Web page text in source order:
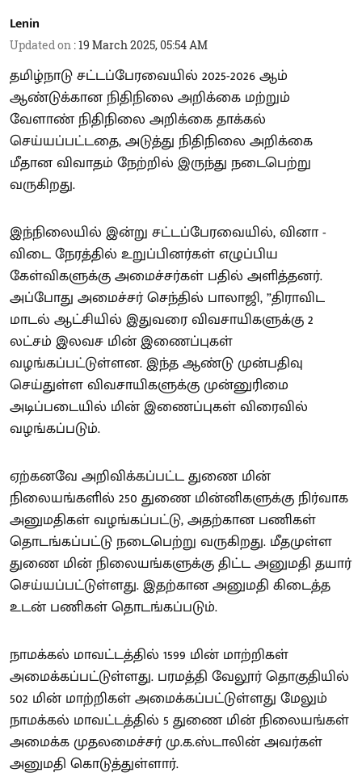
Lenin
Updated on :19 March 2025, 05:54 AM
தமிழ்நாடு சட்டப்பேரவையில் 2025-2026 ஆம்
ஆண்டுக்கான நிதிநிலை அறிக்கை மற்றும்
வேளாண் நிதிநிலை அறிக்கை தாக்கல்
செய்யப்பட்டதை, அடுத்து நிதிநிலை அறிக்கை
மீதான விவாதம் நேற்றில் இருந்து நடைபெற்று
வருகிறது.
இந்நிலையில் இன்று சட்டப்பேரவையில், வினா -
விடை நேரத்தில் உறுப்பினர்கள் எழுப்பிய
கேள்விகளுக்கு அமைச்சர்கள் பதில் அளித்தனர்.
அப்போது அமைச்சர் செந்தில் பாலாஜி, ”திராவிட
மாடல் ஆட்சியில் இதுவரை விவசாயிகளுக்கு 2
லட்சம் இலவச மின் இணைப்புகள்
வழங்கப்பட்டுள்ளன. இந்த ஆண்டு முன்பதிவு
செய்துள்ள விவசாயிகளுக்கு முன்னுரிமை
அடிப்படையில் மின் இணைப்புகள் விரைவில்
வழங்கப்படும்.
ஏற்கனவே அறிவிக்கப்பட்ட துணை மின்
நிலையங்களில் 250 துணை மின்னிகளுக்கு நிர்வாக
அனுமதிகள் வழங்கப்பட்டு, அதற்கான பணிகள்
தொடங்கப்பட்டு நடைபெற்று வருகிறது. மீதமுள்ள
துணை மின் நிலையங்களுக்கு திட்ட அனுமதி தயார்
செய்யப்பட்டுள்ளது. இதற்கான அனுமதி கிடைத்த
உடன் பணிகள் தொடங்கப்படும்.
நாமக்கல் மாவட்டத்தில் 1599 மின் மாற்றிகள்
அமைக்கப்பட்டுள்ளது. பரமத்தி வேலூர் தொகுதியில்
502 மின் மாற்றிகள் அமைக்கப்பட்டுள்ளது மேலும்
நாமக்கல் மாவட்டத்தில் 5 துணை மின் நிலையங்கள்
அமைக்க முதலமைச்சர் மு.க.ஸ்டாலின் அவர்கள்
அனுமதி கொடுத்துள்ளார்.